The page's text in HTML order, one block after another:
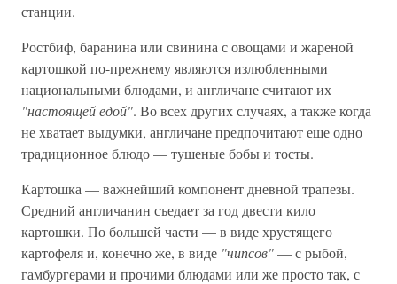
станции.
Ростбиф, баранина или свинина с овощами и жареной
картошкой по-прежнему являются излюбленными
национальными блюдами, и англичане считают их
"настоящей едой". Во всех других случаях, а также когда
не хватает выдумки, англичане предпочитают еще одно
традиционное блюдо — тушеные бобы и тосты.
Картошка — важнейший компонент дневной трапезы.
Средний англичанин съедает за год двести кило
картошки. По большей части — в виде хрустящего
картофеля и, конечно же, в виде "чипсов"— с рыбой,
гамбургерами и прочими блюдами или же просто так, с